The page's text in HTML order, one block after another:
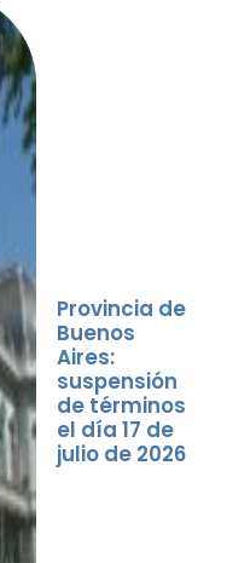
Provincia de
Buenos
Aires:
suspensión
de términos
el día 17 de
julio de 2026